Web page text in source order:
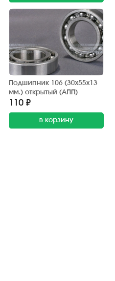
Подшипник 106 (30х55х13
мм.) открытый (АПП)
110 ₽
в корзину